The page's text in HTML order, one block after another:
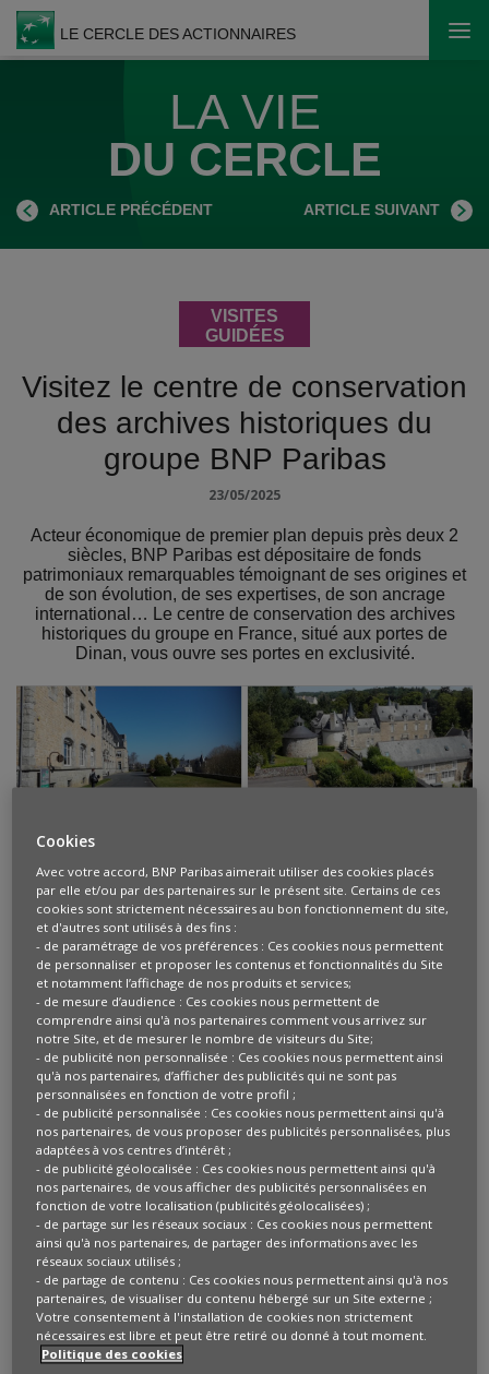
LE CERCLE DES ACTIONNAIRES
ARTICLE PRÉCÉDENT
LA VIE
DU CERCLE
ARTICLE SUIVANT
VISITES
GUIDÉES
Visitez le centre de conservation
des archives historiques du
groupe BNP Paribas
23/05/2025
Acteur économique de premier plan depuis près deux 2
siècles, BNP Paribas est dépositaire de fonds
patrimoniaux remarquables témoignant de ses origines et
de son évolution, de ses expertises, de son ancrage
international… Le centre de conservation des archives
historiques du groupe en France, situé aux portes de
Dinan, vous ouvre ses portes en exclusivité.
Les fonds d'archives
historiques de BNP Paribas
Les archives historiques sont les photos, objets,
affiches, vidéos, témoignages oraux, documents ou
données numériques produits par les entités de
BNP Paribas et sélectionnés pour leur intérêt
historique. Elles contribuent à retracer l'histoire de
la stratégie, des métiers, des implantations, des
clients ainsi que des collaborateurs et
collaboratrices du Groupe.
Véritable actif immatériel, les archives de BNP
Cookies
Avec votre accord, BNP Paribas aimerait utiliser des cookies placés
par elle et/ou par des partenaires sur le présent site. Certains de ces
cookies sont strictement nécessaires au bon fonctionnement du site,
et d'autres sont utilisés à des fins :
- de paramétrage de vos préférences : Ces cookies nous permettent
de personnaliser et proposer les contenus et fonctionnalités du Site
et notamment l’affichage de nos produits et services;
- de mesure d’audience : Ces cookies nous permettent de
comprendre ainsi qu'à nos partenaires comment vous arrivez sur
notre Site, et de mesurer le nombre de visiteurs du Site;
- de publicité non personnalisée : Ces cookies nous permettent ainsi
qu'à nos partenaires, d’afficher des publicités qui ne sont pas
personnalisées en fonction de votre profil ;
- de publicité personnalisée : Ces cookies nous permettent ainsi qu'à
nos partenaires, de vous proposer des publicités personnalisées, plus
adaptées à vos centres d’intérêt ;
- de publicité géolocalisée : Ces cookies nous permettent ainsi qu'à
nos partenaires, de vous afficher des publicités personnalisées en
fonction de votre localisation (publicités géolocalisées) ;
- de partage sur les réseaux sociaux : Ces cookies nous permettent
ainsi qu'à nos partenaires, de partager des informations avec les
réseaux sociaux utilisés ;
- de partage de contenu : Ces cookies nous permettent ainsi qu'à nos
partenaires, de visualiser du contenu hébergé sur un Site externe ;
Votre consentement à l'installation de cookies non strictement
nécessaires est libre et peut être retiré ou donné à tout moment.
Politique des cookies